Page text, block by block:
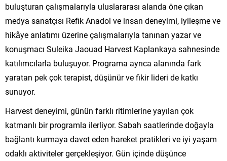
buluşturan çalışmalarıyla uluslararası alanda öne çıkan
medya sanatçısı Refik Anadol ve insan deneyimi, iyileşme ve
hikâye anlatımı üzerine çalışmalarıyla tanınan yazar ve
konuşmacı Suleika Jaouad Harvest Kaplankaya sahnesinde
katılımcılarla buluşuyor. Programa ayrıca alanında fark
yaratan pek çok terapist, düşünür ve fikir lideri de katkı
sunuyor.
Harvest deneyimi, günün farklı ritimlerine yayılan çok
katmanlı bir programla ilerliyor. Sabah saatlerinde doğayla
bağlantı kurmaya davet eden hareket pratikleri ve iyi yaşam
odaklı aktiviteler gerçekleşiyor. Gün içinde düşünce